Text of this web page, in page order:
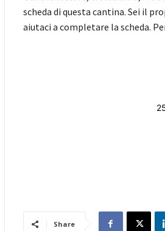
scheda di questa cantina. Sei il
aiutaci a completare la scheda.
Share